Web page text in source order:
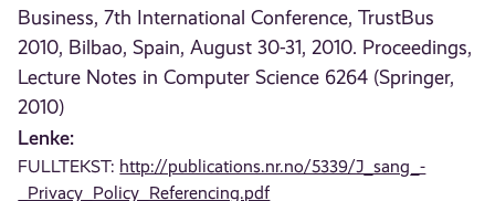
Business, 7th International Conference, TrustBus
2010, Bilbao, Spain, August 30-31, 2010. Proceedings,
Lecture Notes in Computer Science 6264 (Springer,
2010)
Lenke:
FULLTEKST: http://publications.nr.no/5339/J_sang_-
_Privacy_Policy_Referencing.pdf